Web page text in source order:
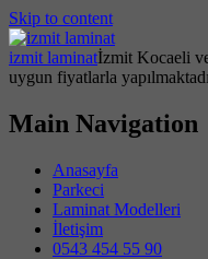
Skip to content
izmit laminatİzmit Kocaeli
uygun fiyatlarla
Main Navigation
Anasayfa
Parkeci
Laminat Modelleri
İletişim
0543 454 55 90